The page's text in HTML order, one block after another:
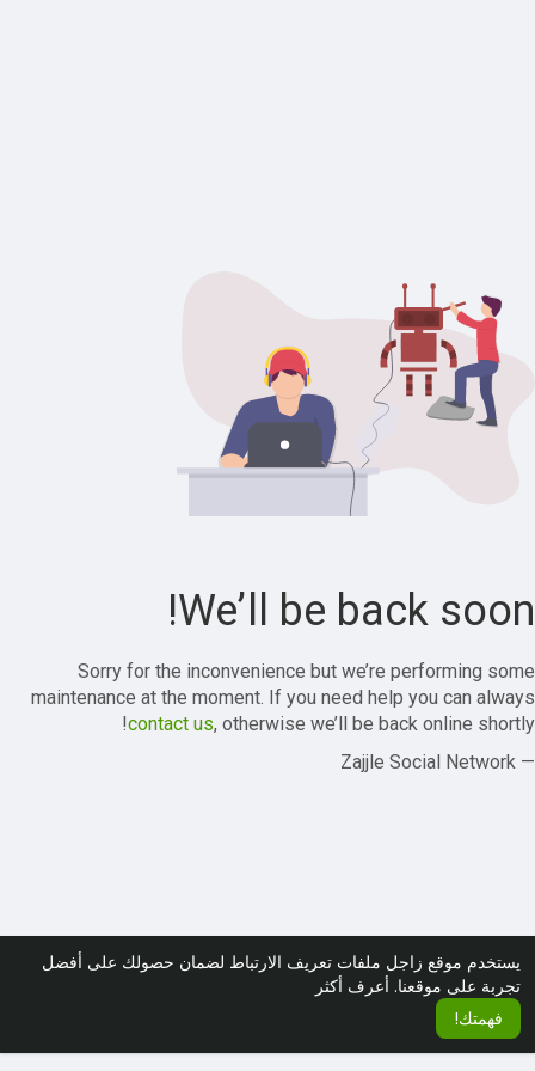
يستخدم موقع زاجل ملفات تعريف الارتباط لضمان حصولك على أفضل
تجربة على موقعنا. أعرف أكثر
فهمتك!
We’ll be back soon!
Sorry for the inconvenience but we’re performing some
maintenance at the moment. If you need help you can always
contact us, otherwise we’ll be back online shortly!
— Zajjle Social Network